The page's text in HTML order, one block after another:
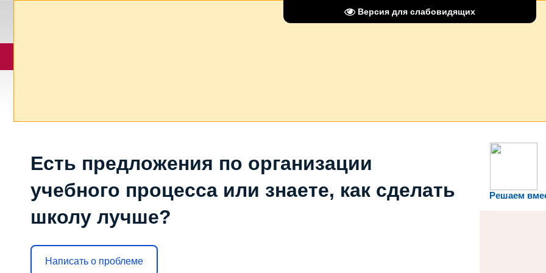
Версия для слабовидящих
Решаем
Есть предложения по организации
учебного процесса или знаете, как сделать
школу лучше?
Написать о проблеме